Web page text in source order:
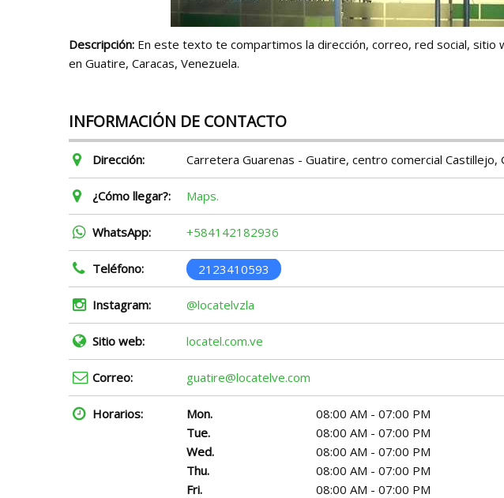
Descripción: En este texto te compartimos la dirección, correo, red social,
en Guatire, Caracas, Venezuela.
INFORMACIÓN DE CONTACTO
Dirección: Carretera Guarenas - Guatire, centro comercial Castillejo,
¿Cómo llegar?: Maps.
WhatsApp: +584142182936
Teléfono: 2123410593
Instagram: @locatelvzla
Sitio web: locatel.com.ve
Correo: guatire@locatelve.com
Horarios: Mon.
08:00 AM - 07:00 PM
Tue.
08:00 AM - 07:00 PM
Wed.
08:00 AM - 07:00 PM
Thu.
08:00 AM - 07:00 PM
Fri.
08:00 AM - 07:00 PM